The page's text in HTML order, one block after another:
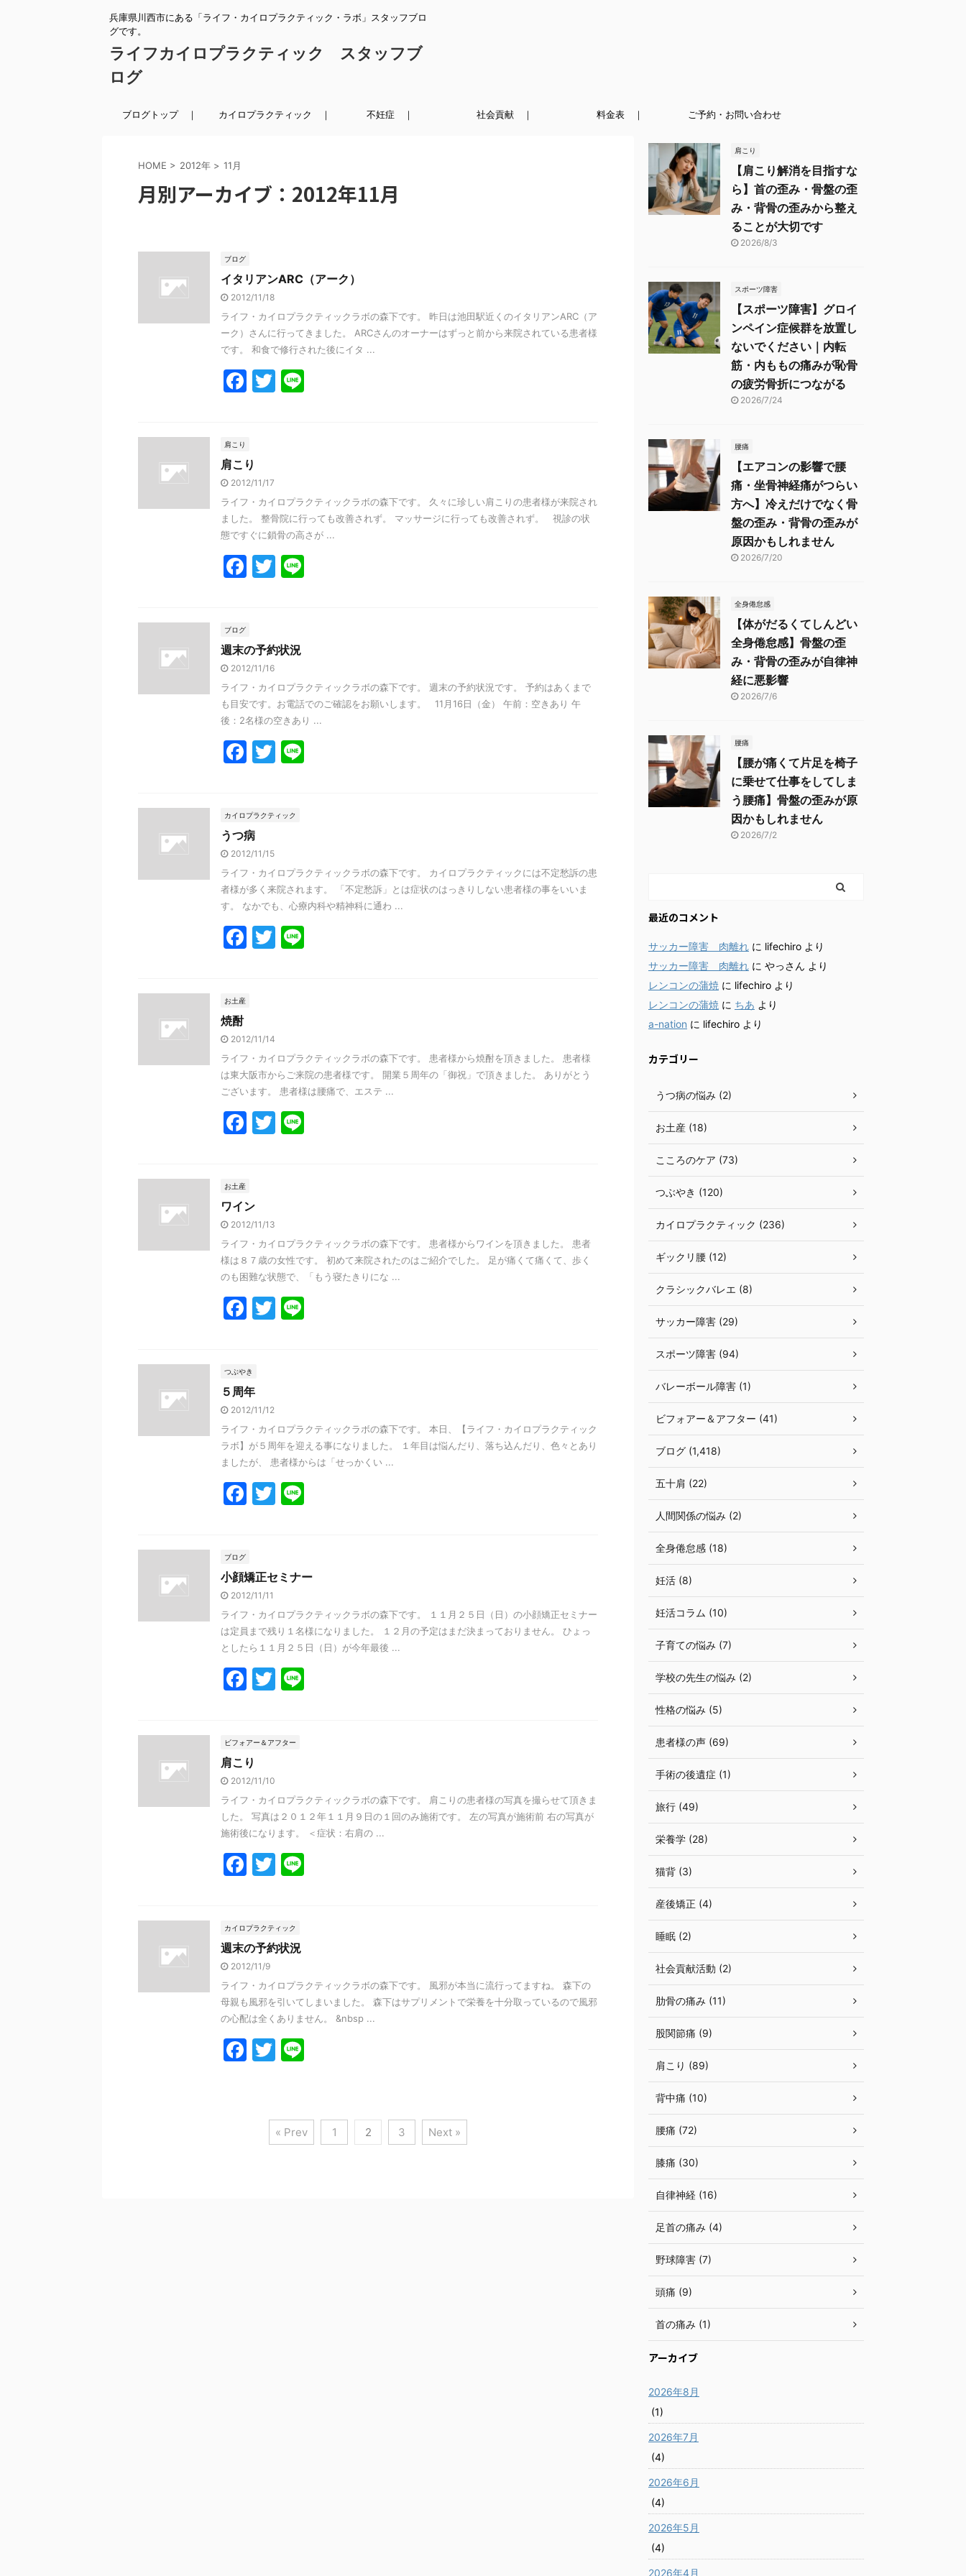
兵庫県川西市にある「ライフ・カイロプラクティック・ラボ」スタッフブロ
グです。
ライフカイロプラクティック スタッフブ
ログ
ブログトップ ｜ カイロプラクティック ｜ 不妊症 ｜ 社会貢献 ｜ 料金表 ｜ ご予約・お問い合わせ
HOME > 2012年 > 11月
月別アーカイブ：2012年11月
ブログ
イタリアンARC（アーク）
2012/11/18
ライフ・カイロプラクティックラボの森下です。 昨日は池田駅近くのイタリアンARC（ア
ーク）さんに行ってきました。 ARCさんのオーナーはずっと前から来院されている患者様
です。 和食で修行された後にイタ ...
F
b
o
o
k
T
肩こり
肩こり
2012/11/17
ライフ・カイロプラクティックラボの森下です。 久々に珍しい肩こりの患者様が来院され
ました。 整骨院に行っても改善されず。 マッサージに行っても改善されず。 視診の状
態ですぐに鎖骨の高さが ...
F
b
o
o
k
T
ブログ
週末の予約状況
2012/11/16
ライフ・カイロプラクティックラボの森下です。 週末の予約状況です。 予約はあくまで
も目安です。お電話でのご確認をお願いします。 11月16日（金） 午前：空きあり 午
後：2名様の空きあり ...
F
e
b
o
o
k
T
er
カイロプラクティック
うつ病
2012/11/15
ライフ・カイロプラクティックラボの森下です。 カイロプラクティックには不定愁訴の患
者様が多く来院されます。 「不定愁訴」とは症状のはっきりしない患者様の事をいいま
す。 なかでも、心療内科や精神科に通わ ...
F
b
o
o
k
T
お土産
焼酎
2012/11/14
ライフ・カイロプラクティックラボの森下です。 患者様から焼酎を頂きました。 患者様
は東大阪市からご来院の患者様です。 開業５周年の「御祝」で頂きました。 ありがとう
ございます。 患者様は腰痛で、エステ ...
F
b
o
o
k
T
お土産
ワイン
2012/11/13
ライフ・カイロプラクティックラボの森下です。 患者様からワインを頂きました。 患者
様は８７歳の女性です。 初めて来院されたのはご紹介でした。 足が痛くて痛くて、歩く
のも困難な状態で、「もう寝たきりにな ...
F
e
b
o
o
k
T
つぶやき
５周年
2012/11/12
ライフ・カイロプラクティックラボの森下です。 本日、【ライフ・カイロプラクティック
ラボ】が５周年を迎える事になりました。 １年目は悩んだり、落ち込んだり、色々とあり
ましたが、 患者様からは「せっかくい ...
F
b
o
o
k
T
ブログ
小顔矯正セミナー
2012/11/11
ライフ・カイロプラクティックラボの森下です。 １１月２５日（日）の小顔矯正セミナー
は定員まで残り１名様になりました。 １２月の予定はまだ決まっておりません。 ひょっ
としたら１１月２５日（日）が今年最後 ...
F
e
b
o
o
k
T
er
ビフォアー＆アフター
肩こり
2012/11/10
ライフ・カイロプラクティックラボの森下です。 肩こりの患者様の写真を撮らせて頂きま
した。 写真は２０１２年１１月９日の１回のみ施術です。 左の写真が施術前 右の写真が
施術後になります。 ＜症状：右肩の ...
F
e
b
o
o
k
T
er
カイロプラクティック
週末の予約状況
2012/11/9
ライフ・カイロプラクティックラボの森下です。 風邪が本当に流行ってますね。 森下の
母親も風邪を引いてしまいました。 森下はサプリメントで栄養を十分取っているので風邪
の心配は全くありません。 &nbsp ...
F
T
er
« Prev 1 2 3 Next »
肩こり
【肩こり解消を目指すな
ら】首の歪み・骨盤の歪
み・背骨の歪みから整え
ることが大切です
2026/8/3
スポーツ障害
【スポーツ障害】グロイ
ンペイン症候群を放置し
ないでください｜内転
筋・内ももの痛みが恥骨
の疲労骨折につながる
2026/7/24
腰痛
【エアコンの影響で腰
痛・坐骨神経痛がつらい
方へ】冷えだけでなく骨
盤の歪み・背骨の歪みが
原因かもしれません
2026/7/20
全身倦怠感
【体がだるくてしんどい
全身倦怠感】骨盤の歪
み・背骨の歪みが自律神
経に悪影響
2026/7/6
腰痛
【腰が痛くて片足を椅子
に乗せて仕事をしてしま
う腰痛】骨盤の歪みが原
因かもしれません
2026/7/2
最近のコメント
サッカー障害 肉離れ に lifechiro より
サッカー障害 肉離れ に やっさん より
レンコンの蒲焼 に lifechiro より
レンコンの蒲焼 に ちあ より
a-nation に lifechiro より
カテゴリー
うつ病の悩み (2)
お土産 (18)
こころのケア (73)
つぶやき (120)
カイロプラクティック (236)
ギックリ腰 (12)
クラシックバレエ (8)
サッカー障害 (29)
スポーツ障害 (94)
バレーボール障害 (1)
ビフォアー＆アフター (41)
ブログ (1,418)
五十肩 (22)
人間関係の悩み (2)
全身倦怠感 (18)
妊活 (8)
妊活コラム (10)
子育ての悩み (7)
学校の先生の悩み (2)
性格の悩み (5)
患者様の声 (69)
手術の後遺症 (1)
旅行 (49)
栄養学 (28)
猫背 (3)
産後矯正 (4)
睡眠 (2)
社会貢献活動 (2)
肋骨の痛み (11)
股関節痛 (9)
肩こり (89)
背中痛 (10)
腰痛 (72)
膝痛 (30)
自律神経 (16)
足首の痛み (4)
野球障害 (7)
頭痛 (9)
首の痛み (1)
アーカイブ
2026年8月
(1)
2026年7月
(4)
2026年6月
(4)
2026年5月
(4)
2026年4月